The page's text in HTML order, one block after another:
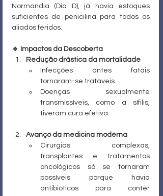
Normandia (Dia D), já havia estoques
suficientes de penicilina para todos os
aliados feridos.
🔹 Impactos da Descoberta
Redução drástica da mortalidade
Infecções antes fatais
tornaram-se tratáveis.
Doenças sexualmente
transmissíveis, como a sífilis,
tiveram cura efetiva.
Avanço da medicina moderna
Cirurgias complexas,
transplantes e tratamentos
oncológicos só se tornaram
possíveis porque havia
antibióticos para conter